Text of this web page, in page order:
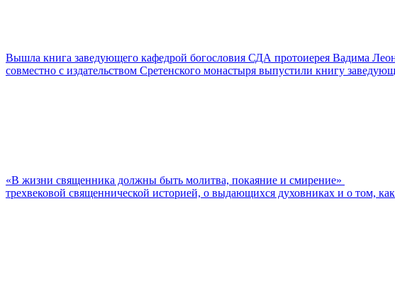
Вышла книга заведующего кафедрой богословия СДА протоиерея Вадима
совместно с издательством Сретенского монастыря выпустили книгу
«В жизни священника должны быть молитва, покаяние и смирение»
трехвековой священнической историей, о выдающихся духовниках и о том,